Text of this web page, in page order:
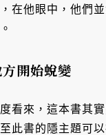
在他眼中，他們
開始蛻變
看來，這本書其
此書的隱主題可